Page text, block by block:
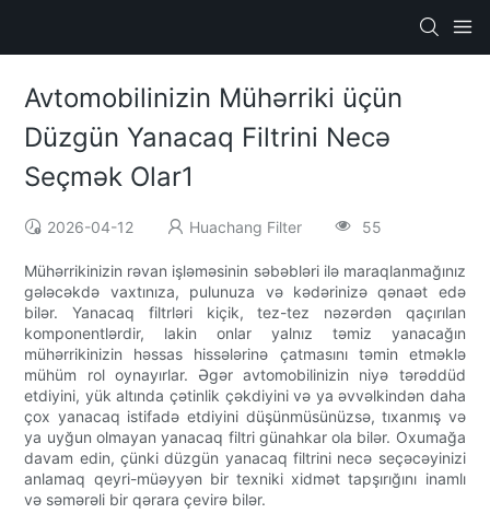
Avtomobilinizin Mühərriki üçün
Düzgün Yanacaq Filtrini Necə
Seçmək Olar1
2026-04-12 Huachang Filter 55
Mühərrikinizin rəvan işləməsinin səbəbləri ilə maraqlanmağınız
gələcəkdə vaxtınıza, pulunuza və kədərinizə qənaət edə
bilər. Yanacaq filtrləri kiçik, tez-tez nəzərdən qaçırılan
komponentlərdir, lakin onlar yalnız təmiz yanacağın
mühərrikinizin həssas hissələrinə çatmasını təmin etməklə
mühüm rol oynayırlar. Əgər avtomobilinizin niyə tərəddüd
etdiyini, yük altında çətinlik çəkdiyini və ya əvvəlkindən daha
çox yanacaq istifadə etdiyini düşünmüsünüzsə, tıxanmış və
ya uyğun olmayan yanacaq filtri günahkar ola bilər. Oxumağa
davam edin, çünki düzgün yanacaq filtrini necə seçəcəyinizi
anlamaq qeyri-müəyyən bir texniki xidmət tapşırığını inamlı
və səmərəli bir qərara çevirə bilər.